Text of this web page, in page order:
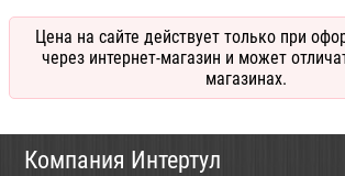
Цена на сайте действует только при
через интернет-магазин и может
магазинах.
Компания Интертул